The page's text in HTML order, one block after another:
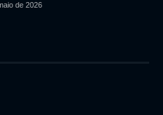
de 2026